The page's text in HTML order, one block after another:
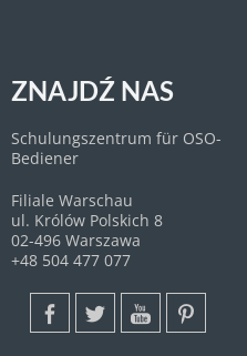
ZNAJDŹ NAS
Schulungszentrum für OSO-
Bediener
Filiale Warschau
ul. Królów Polskich 8
02-496 Warszawa
+48 504 477 077